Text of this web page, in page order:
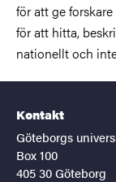
för att ge
för att hitta,
nationellt och
Kontakt
Göteborgs
Box 100
405 30 Göteborg